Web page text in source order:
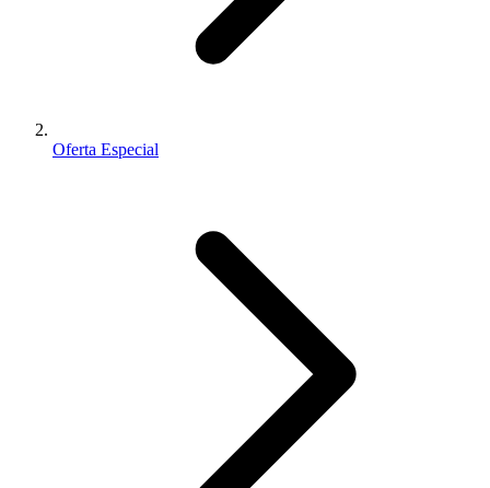
Oferta Especial